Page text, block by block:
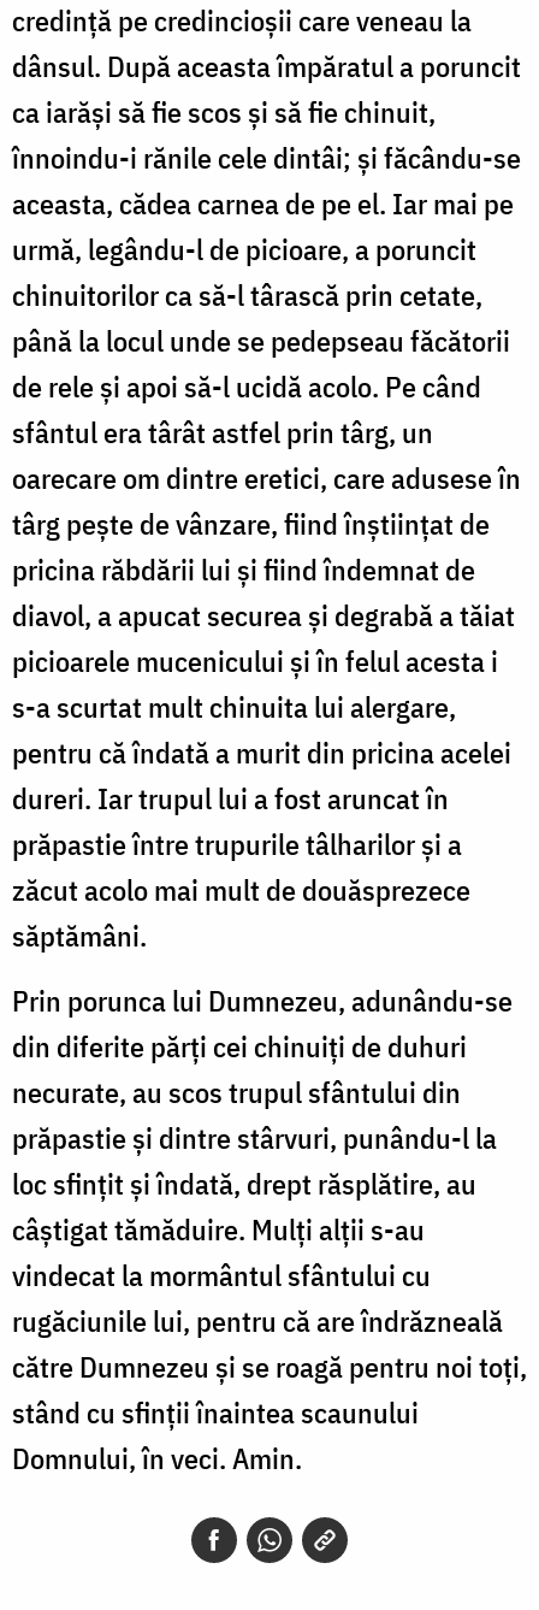
credință pe credincioșii care veneau la
dânsul. După aceasta împăratul a poruncit
ca iarăși să fie scos și să fie chinuit,
înnoindu-i rănile cele dintâi; și făcându-se
aceasta, cădea carnea de pe el. Iar mai pe
urmă, legându-l de picioare, a poruncit
chinuitorilor ca să-l târască prin cetate,
până la locul unde se pedepseau făcătorii
de rele și apoi să-l ucidă acolo. Pe când
sfântul era târât astfel prin târg, un
oarecare om dintre eretici, care adusese în
târg pește de vânzare, fiind înștiințat de
pricina răbdării lui și fiind îndemnat de
diavol, a apucat securea și degrabă a tăiat
picioarele mucenicului și în felul acesta i
s-a scurtat mult chinuita lui alergare,
pentru că îndată a murit din pricina acelei
dureri. Iar trupul lui a fost aruncat în
prăpastie între trupurile tâlharilor și a
zăcut acolo mai mult de douăsprezece
săptămâni.
Prin porunca lui Dumnezeu, adunându-se
din diferite părți cei chinuiți de duhuri
necurate, au scos trupul sfântului din
prăpastie și dintre stârvuri, punându-l la
loc sfințit și îndată, drept răsplătire, au
câștigat tămăduire. Mulți alții s-au
vindecat la mormântul sfântului cu
rugăciunile lui, pentru că are îndrăzneală
către Dumnezeu și se roagă pentru noi toți,
stând cu sfinții înaintea scaunului
Domnului, în veci. Amin.